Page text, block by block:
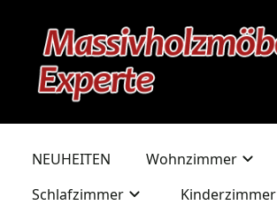
NEUHEITEN
Wohnzimmer
Schlafzimmer
Kinderzimmer